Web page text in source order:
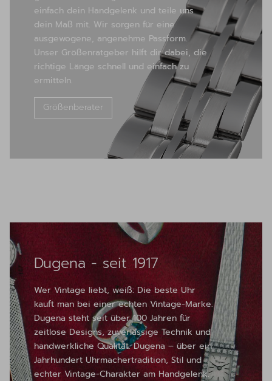
einfach dein Handgelenk und teile uns
dein Maß mit. Wir sorgen für eine
ausgewogene, angenehme Passform.
Unser Größenratgeber hilft dir dabei, die
richtige Länge schnell und einfach zu
ermitteln.
Größenberater
Dugena - seit 1917
Wer Vintage liebt, weiß: Die beste Uhr
kauft man bei einer echten Vintage-Marke.
Dugena steht seit über 100 Jahren für
zeitlose Designs, zuverlässige Technik und
handwerkliche Qualität. Dugena – über ein
Jahrhundert Uhrmachertradition, Stil und
echter Vintage-Charakter am Handgelenk.